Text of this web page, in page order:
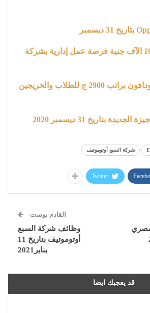
براتب يصل إلي 10 الآف جنية فرصة عمل إدارية بشركة
وظائف شركة ڤودافون براتب 2900 ج للطلاب والخريجين
بتاريخ 31 ديسمبر 2020
شركة السبع أوتوموتيف
Twitter
القادم بوست
وظائف شركة السبع
أوتوموتيف بتاريخ 11
يناير2021
قد يعجبك ايضا